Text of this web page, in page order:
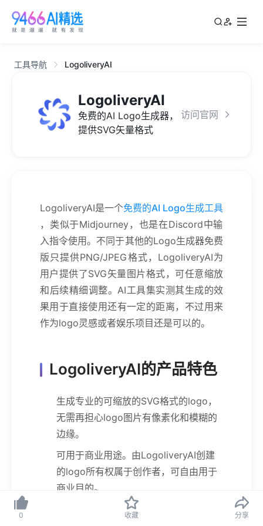
0 收藏 分享
工具导航 LogoliveryAI
LogoliveryAI
免费的AI Logo生成器，
提供SVG矢量格式
访问官网
LogoliveryAI是一个免费的AI Logo生成工具
，类似于Midjourney，也是在Discord中输
入指令使用。不同于其他的Logo生成器免费
版只提供PNG/JPEG格式，LogoliveryAI为
用户提供了SVG矢量图片格式，可任意缩放
和后续精细调整。AI工具集实测其生成的效
果用于直接使用还有一定的距离，不过用来
作为logo灵感或者娱乐项目还是可以的。
LogoliveryAI的产品特色
生成专业的可缩放的SVG格式的logo，
无需再担心logo图片有像素化和模糊的
边缘。
可用于商业用途。由LogoliveryAI创建
的logo所有权属于创作者，可自由用于
商业目的。
人工团队升级和改进Logo。如果用户对